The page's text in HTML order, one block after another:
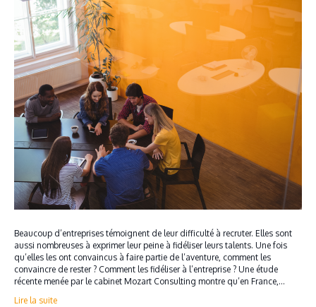
Beaucoup d’entreprises témoignent de leur difficulté à recruter. Elles sont
aussi nombreuses à exprimer leur peine à fidéliser leurs talents. Une fois
qu’elles les ont convaincus à faire partie de l’aventure, comment les
convaincre de rester ? Comment les fidéliser à l’entreprise ? Une étude
récente menée par le cabinet Mozart Consulting montre qu’en France,…
Lire la suite